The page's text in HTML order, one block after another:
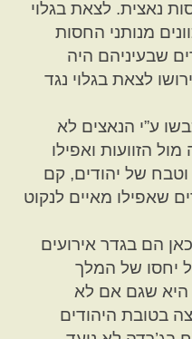
נאצית. לצאת בגלוי
מנותני החסות
שבעיניהם היה
לצאת בגלוי נגד
ע”י הנאצים לא
הזוועות ואפילו
של יהודים, קם
שאפילו מאיים לנקוט
הם בגדר אירועים
יחסו של המלך
היא שגם אם לא
בטובת היהודים